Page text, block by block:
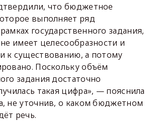
что бюджетное
выполняет ряд
государственного задания,
имеет целесообразности и
к существованию, а потому
Поскольку объём
задания достаточно
такая цифра», — пояснила
не уточнив, о каком бюджетном
речь.